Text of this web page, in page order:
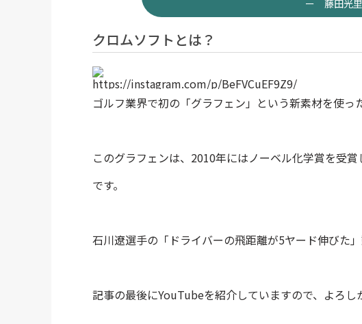
ー 藤田光里
クロムソフトとは？
https://instagram.com/p/BeFVCuEF9Z9/
ゴルフ業界で初の「グラフェン」という新素材を使っ
このグラフェンは、2010年にはノーベル化学賞を受
です。
石川遼選手の「ドライバーの飛距離が5ヤード伸びた
記事の最後にYouTubeを紹介していますので、よろし